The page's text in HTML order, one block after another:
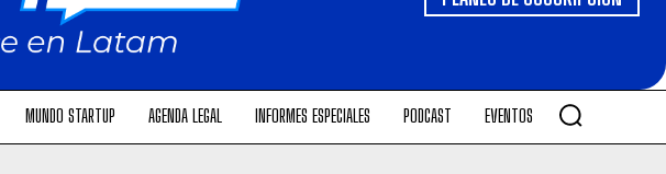
MUNDO STARTUP AGENDA LEGAL INFORMES ESPECIALES PODCAST EVENTOS